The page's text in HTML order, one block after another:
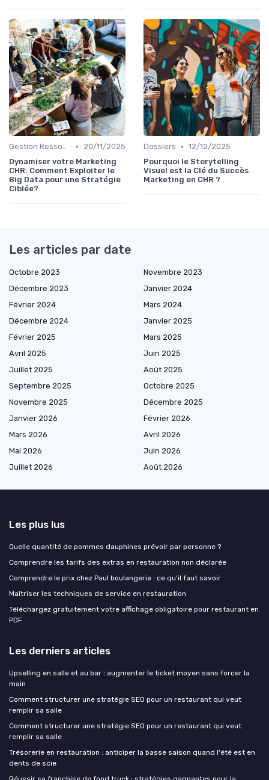
Gestion Ressources •
20/11/2025
Dynamiser votre Marketing
CHR: Comment Exploiter le
Big Data pour une Stratégie
Ciblée?
Dossiers • 12/12/2025
Pourquoi le Storytelling
Visuel est la Clé du Succès
Marketing en CHR ?
Les articles par date
Octobre 2023
Novembre 2023
Décembre 2023
Janvier 2024
Février 2024
Mars 2024
Décembre 2024
Janvier 2025
Février 2025
Mars 2025
Avril 2025
Juin 2025
Juillet 2025
Août 2025
Septembre 2025
Octobre 2025
Novembre 2025
Décembre 2025
Janvier 2026
Février 2026
Mars 2026
Avril 2026
Mai 2026
Juin 2026
Juillet 2026
Août 2026
Les plus lus
Quelle quantité de pommes dauphines prévoir par personne ?
Comprendre les tarifs des extras en restauration non déclarée
Comprendre le prix chez Paul boulangerie : ce qu’il faut savoir
Maîtriser les techniques de service en restauration
Téléchargez gratuitement votre affichage obligatoire pour restaurant en
PDF
Les derniers articles
Upselling en salle et au bar : augmenter le ticket moyen sans forcer la
main
Comment structurer une stratégie SEO pour un restaurant qui veut
remplir sa salle
Comment structurer une stratégie SEO pour un restaurant qui veut
remplir sa salle
Trésorerie en restauration : anticiper la basse saison quand l'été est en
dents de scie